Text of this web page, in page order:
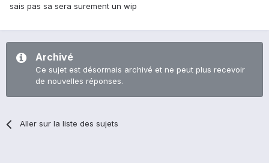
sais pas sa sera surement un wip
Archivé
Ce sujet est désormais archivé et ne peut plus recevoir
de nouvelles réponses.
Aller sur la liste des sujets